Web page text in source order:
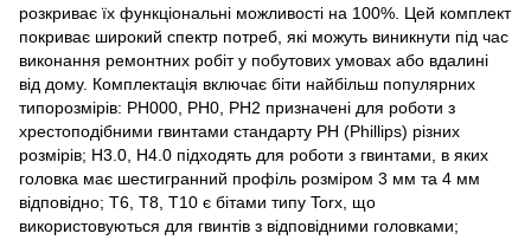
розкриває їх функціональні можливості на 100%. Цей комплект
покриває широкий спектр потреб, які можуть виникнути під час
виконання ремонтних робіт у побутових умовах або вдалині
від дому. Комплектація включає біти найбільш популярних
типорозмірів: PH000, PH0, PH2 призначені для роботи з
хрестоподібними гвинтами стандарту PH (Phillips) різних
розмірів; H3.0, H4.0 підходять для роботи з гвинтами, в яких
головка має шестигранний профіль розміром 3 мм та 4 мм
відповідно; T6, T8, T10 є бітами типу Torx, що
використовуються для гвинтів з відповідними головками;